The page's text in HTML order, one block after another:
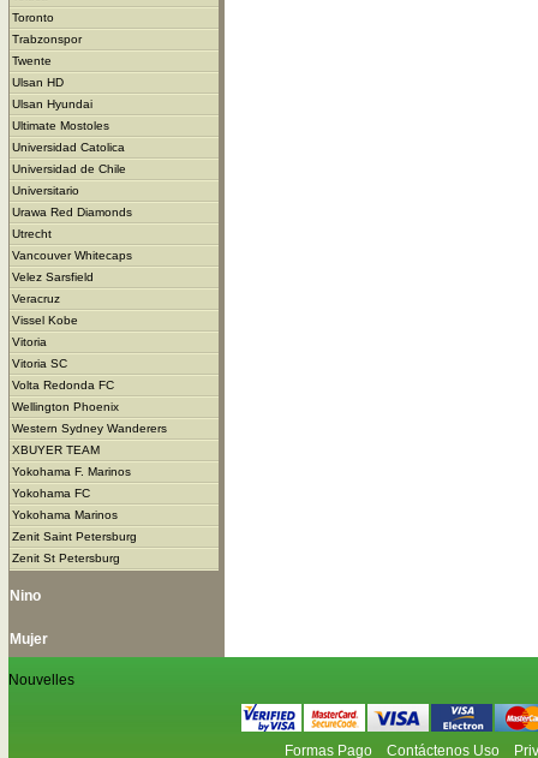
Toronto
Trabzonspor
Twente
Ulsan HD
Ulsan Hyundai
Ultimate Mostoles
Universidad Catolica
Universidad de Chile
Universitario
Urawa Red Diamonds
Utrecht
Vancouver Whitecaps
Velez Sarsfield
Veracruz
Vissel Kobe
Vitoria
Vitoria SC
Volta Redonda FC
Wellington Phoenix
Western Sydney Wanderers
XBUYER TEAM
Yokohama F. Marinos
Yokohama FC
Yokohama Marinos
Zenit Saint Petersburg
Zenit St Petersburg
Nino
Mujer
Nouvelles
Formas Pago Contáctenos Uso